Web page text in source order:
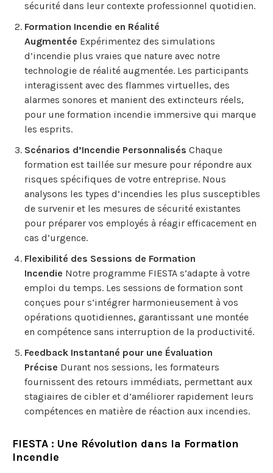
sécurité dans leur contexte professionnel quotidien.
Formation Incendie en Réalité
Augmentée Expérimentez des simulations
d’incendie plus vraies que nature avec notre
technologie de réalité augmentée. Les participants
interagissent avec des flammes virtuelles, des
alarmes sonores et manient des extincteurs réels,
pour une formation incendie immersive qui marque
les esprits.
Scénarios d’Incendie Personnalisés Chaque
formation est taillée sur mesure pour répondre aux
risques spécifiques de votre entreprise. Nous
analysons les types d’incendies les plus susceptibles
de survenir et les mesures de sécurité existantes
pour préparer vos employés à réagir efficacement en
cas d’urgence.
Flexibilité des Sessions de Formation
Incendie Notre programme FIESTA s’adapte à votre
emploi du temps. Les sessions de formation sont
conçues pour s’intégrer harmonieusement à vos
opérations quotidiennes, garantissant une montée
en compétence sans interruption de la productivité.
Feedback Instantané pour une Évaluation
Précise Durant nos sessions, les formateurs
fournissent des retours immédiats, permettant aux
stagiaires de cibler et d’améliorer rapidement leurs
compétences en matière de réaction aux incendies.
FIESTA : Une Révolution dans la Formation
Incendie